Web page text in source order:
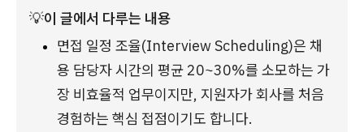
💡이 글에서 다루는 내용
면접 일정 조율(Interview Scheduling)은 채
용 담당자 시간의 평균 20~30%를 소모하는 가
장 비효율적 업무이지만, 지원자가 회사를 처음
경험하는 핵심 접점이기도 합니다.